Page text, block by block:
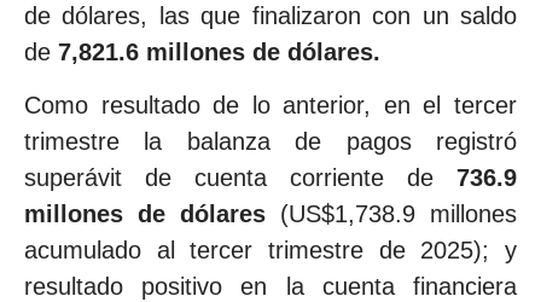
de dólares, las que finalizaron con un saldo
de 7,821.6 millones de dólares.
Como resultado de lo anterior, en el tercer
trimestre la balanza de pagos registró
superávit de cuenta corriente de 736.9
millones de dólares (US$1,738.9 millones
acumulado al tercer trimestre de 2025); y
resultado positivo en la cuenta financiera